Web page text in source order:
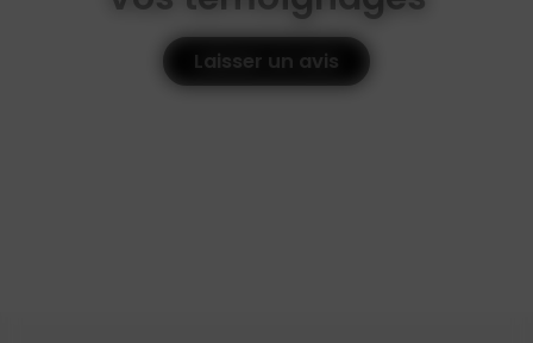
Laisser un avis